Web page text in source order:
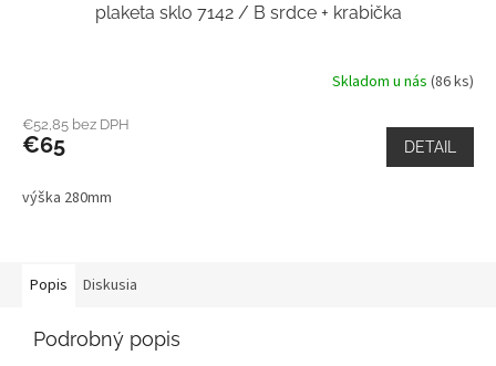
plaketa sklo 7142 / B srdce + krabička
Skladom u nás (86 ks)
€52,85 bez DPH
€65 DETAIL
výška 280mm
Popis Diskusia
Podrobný popis